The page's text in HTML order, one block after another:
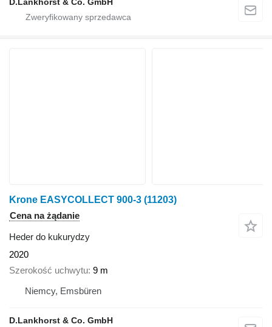
Krone EASYCOLLECT 900-3 (11203)
Cena na żądanie
Heder do kukurydzy
2020
Szerokość uchwytu 9 m
Niemcy, Emsbüren
D.Lankhorst & Co. GmbH